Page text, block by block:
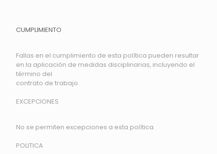
CUMPLIMIENTO
Fallas en el cumplimiento de esta política pueden resultar
en la aplicación de medidas disciplinarias, incluyendo el
término del
contrato de trabajo.
EXCEPCIONES
No se permiten excepciones a esta política.
POLITICA